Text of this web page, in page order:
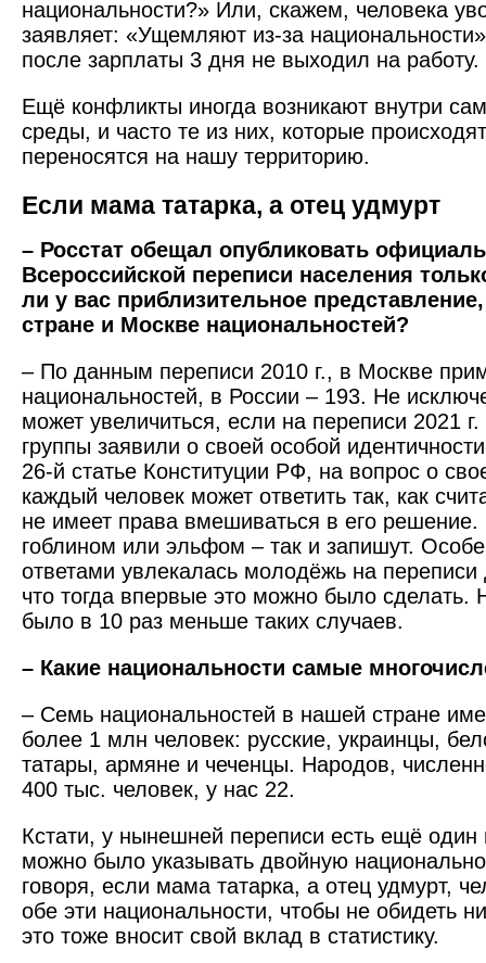
национальности?» Или, скажем, человека
заявляет: «Ущемляют из-за
после зарплаты 3 дня не ­выходил на работу.
Ещё конфликты иногда возникают внутри
среды, и часто те из них, которые
переносятся на нашу территорию.
Если мама татарка, а отец удмурт
– Росстат обещал опубликовать
Всероссийской переписи населения
ли у вас приблизительное
стране и Москве национальностей?
– По данным переписи 2010 г., в Москве
национальностей, в России – 193. Не
может увеличиться, если на переписи 2021 г.
группы заявили о своей особой
26-й статье Конституции РФ, на вопрос о
каждый человек может ответить так, как
не имеет права вмешиваться в его решение.
гоблином или эльфом – так и запишут.
ответами увлекалась молодёжь на переписи
что тогда впервые это можно было сделать.
было в 10 раз меньше таких ­случаев.
– Какие национальности ­самые
– Семь национальностей в нашей стране
более 1 млн человек: русские, украинцы,
татары, армяне и чеченцы. Народов,
400 тыс. человек, у нас 22.
Кстати, у нынешней ­переписи есть ещё
можно было указывать двойную
говоря, если мама татарка, а отец удмурт,
обе эти национальности, чтобы не обидеть
это тоже вносит свой вклад в статистику.